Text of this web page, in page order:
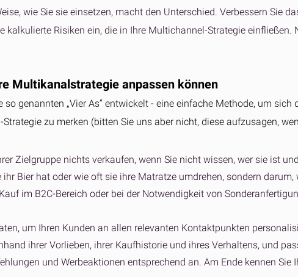
wie Sie sie einsetzen, macht den Unterschied. Verbessern Sie
kalkulierte Risiken ein, die in Ihre Multichannel-Strategie
Multikanalstrategie anpassen können
so genannten „Vier As“ entwickelt - eine einfache Methode, um
zu merken (bitten Sie uns aber nicht, diese aufzusagen,
Zielgruppe nichts verkaufen, wenn Sie nicht wissen, wer sie ist
ihr Bier hat oder wie oft sie ihre Matratze umdrehen, sondern
im B2C-Bereich oder bei der Notwendigkeit von
um Ihren Kunden an allen relevanten Kontaktpunkten
ihrer Vorlieben, ihrer Kaufhistorie und ihres Verhaltens, und
und Werbeaktionen entsprechend an. Am Ende kennen